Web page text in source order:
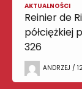
AKTUALNOŚCI
Reinier de
półciężkiej
326
ANDRZEJ /